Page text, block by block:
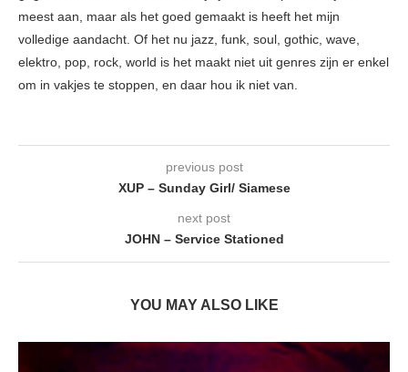
meest aan, maar als het goed gemaakt is heeft het mijn
volledige aandacht. Of het nu jazz, funk, soul, gothic, wave,
elektro, pop, rock, world is het maakt niet uit genres zijn er enkel
om in vakjes te stoppen, en daar hou ik niet van.
previous post
XUP – Sunday Girl/ Siamese
next post
JOHN – Service Stationed
YOU MAY ALSO LIKE